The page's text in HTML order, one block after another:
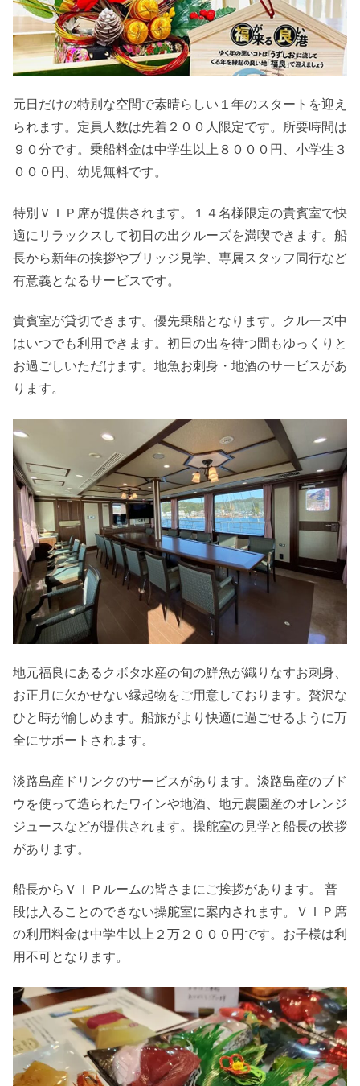
元日だけの特別な空間で素晴らしい１年のスタートを迎え
られます。定員人数は先着２００人限定です。所要時間は
９０分です。乗船料金は中学生以上８０００円、小学生３
０００円、幼児無料です。
特別ＶＩＰ席が提供されます。１４名様限定の貴賓室で快
適にリラックスして初日の出クルーズを満喫できます。船
長から新年の挨拶やブリッジ見学、専属スタッフ同行など
有意義となるサービスです。
貴賓室が貸切できます。優先乗船となります。クルーズ中
はいつでも利用できます。初日の出を待つ間もゆっくりと
お過ごしいただけます。地魚お刺身・地酒のサービスがあ
ります。
地元福良にあるクボタ水産の旬の鮮魚が織りなすお刺身、
お正月に欠かせない縁起物をご用意しております。贅沢な
ひと時が愉しめます。船旅がより快適に過ごせるように万
全にサポートされます。
淡路島産ドリンクのサービスがあります。淡路島産のブド
ウを使って造られたワインや地酒、地元農園産のオレンジ
ジュースなどが提供されます。操舵室の見学と船長の挨拶
があります。
船長からＶＩＰルームの皆さまにご挨拶があります。 普
段は入ることのできない操舵室に案内されます。ＶＩＰ席
の利用料金は中学生以上２万２０００円です。お子様は利
用不可となります。